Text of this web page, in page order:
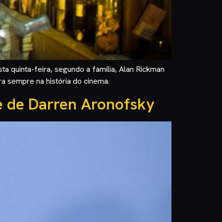
quinta-feira, segundo a família, Alan Rickman
sempre na história do cinema.
de Darren Aronofsky